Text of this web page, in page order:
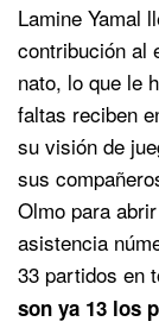
Lamine Yamal
contribución al
nato, lo que le
faltas reciben
su visión de
sus
Olmo para
asistencia
33 partidos en
son ya 13 los